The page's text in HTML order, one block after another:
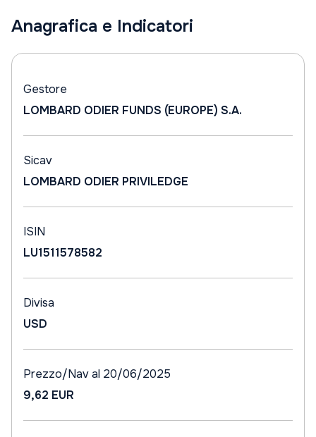
Anagrafica e Indicatori
Gestore
LOMBARD ODIER FUNDS (EUROPE) S.A.
Sicav
LOMBARD ODIER PRIVILEDGE
ISIN
LU1511578582
Divisa
USD
Prezzo/Nav al 20/06/2025
9,62 EUR